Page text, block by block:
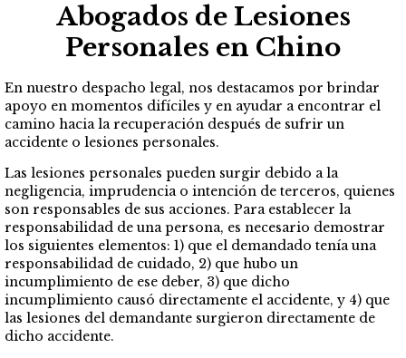
Abogados de Lesiones
Personales en Chino
En nuestro despacho legal, nos destacamos por brindar
apoyo en momentos difíciles y en ayudar a encontrar el
camino hacia la recuperación después de sufrir un
accidente o lesiones personales.
Las lesiones personales pueden surgir debido a la
negligencia, imprudencia o intención de terceros, quienes
son responsables de sus acciones. Para establecer la
responsabilidad de una persona, es necesario demostrar
los siguientes elementos: 1) que el demandado tenía una
responsabilidad de cuidado, 2) que hubo un
incumplimiento de ese deber, 3) que dicho
incumplimiento causó directamente el accidente, y 4) que
las lesiones del demandante surgieron directamente de
dicho accidente.